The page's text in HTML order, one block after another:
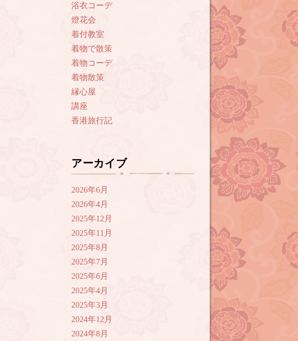
浴衣コーデ
燈花会
着付教室
着物で散策
着物コーデ
着物散策
縁心屋
講座
香港旅行記
アーカイブ
2026年6月
2026年4月
2025年12月
2025年11月
2025年8月
2025年7月
2025年6月
2025年4月
2025年3月
2024年12月
2024年8月